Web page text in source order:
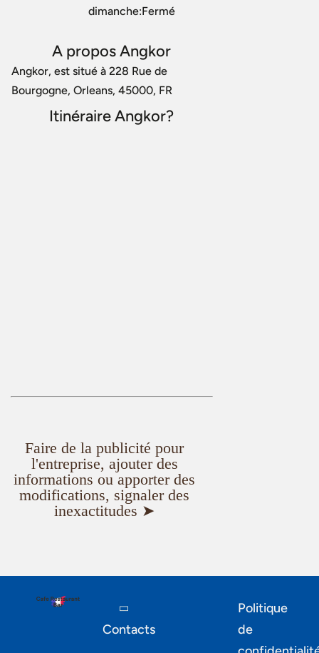
dimanche:Fermé
A propos Angkor
Angkor, est situé à 228 Rue de
Bourgogne, Orleans, 45000, FR
Itinéraire Angkor?
Faire de la publicité pour
l'entreprise, ajouter des
informations ou apporter des
modifications, signaler des
inexactitudes ➤
Contacts
Politique
de